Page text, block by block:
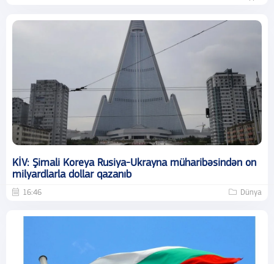
KİV: Şimali Koreya Rusiya-Ukrayna müharibəsindən on
milyardlarla dollar qazanıb
16:46 Dünya